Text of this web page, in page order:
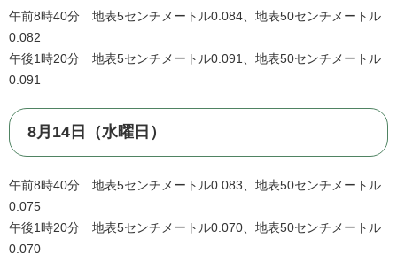
午前8時40分 地表5センチメートル0.084、地表50センチメートル
0.082
午後1時20分 地表5センチメートル0.091、地表50センチメートル
0.091
8月14日（水曜日）
午前8時40分 地表5センチメートル0.083、地表50センチメートル
0.075
午後1時20分 地表5センチメートル0.070、地表50センチメートル
0.070